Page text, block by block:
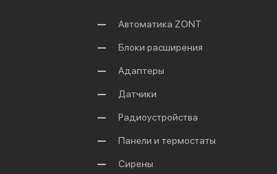
Автоматика ZONT
Блоки расширения
Адаптеры
Датчики
Радиоустройства
Панели и термостаты
Сирены